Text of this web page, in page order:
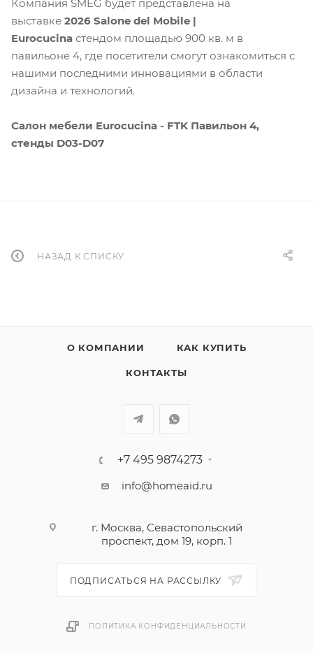
Компания SMEG будет представлена на
выставке 2026 Salone del Mobile |
Eurocucina стендом площадью 900 кв. м в
павильоне 4, где посетители смогут ознакомиться с
нашими последними инновациями в области
дизайна и технологий.
Салон мебели Eurocucina - FTK Павильон 4,
стенды D03-D07
НАЗАД К СПИСКУ
О КОМПАНИИ КАК КУПИТЬ
КОНТАКТЫ
+7 495 9874273
info@homeaid.ru
г. Москва, Севастопольский
проспект, дом 19, корп. 1
ПОДПИСАТЬСЯ НА РАССЫЛКУ
ПОЛИТИКА КОНФИДЕНЦИАЛЬНОСТИ